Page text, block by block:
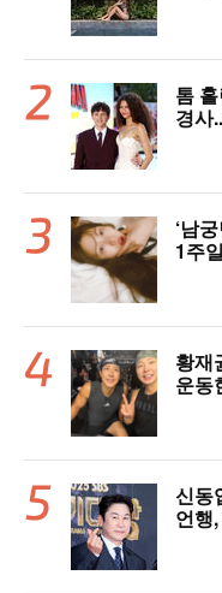
톰
경사
‘남
1주
황재
운동
신동
언행